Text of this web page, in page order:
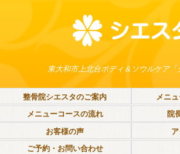
東大和市上北台ボディ＆ソウルケア「
整骨院シエスタのご案内
メニ
メニューコースの流れ
院
お客様の声
ご予約・お問い合わせ